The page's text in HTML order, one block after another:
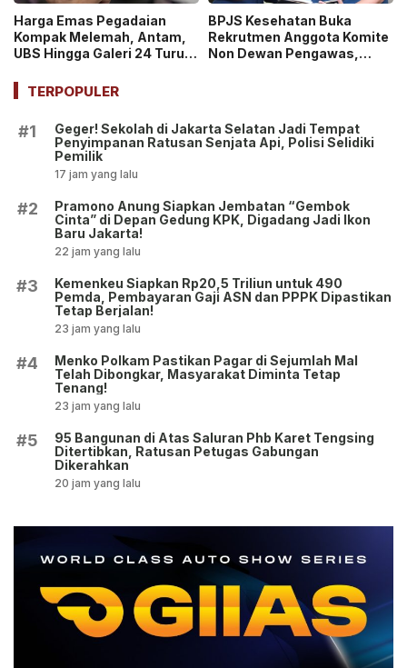
Harga Emas Pegadaian
Kompak Melemah, Antam,
UBS Hingga Galeri 24 Turun
BPJS Kesehatan Buka
Rekrutmen Anggota Komite
Non Dewan Pengawas,
TERPOPULER
#1
Geger! Sekolah di Jakarta Selatan Jadi Tempat
Penyimpanan Ratusan Senjata Api, Polisi Selidiki
Pemilik
17 jam yang lalu
#2
Pramono Anung Siapkan Jembatan “Gembok
Cinta” di Depan Gedung KPK, Digadang Jadi Ikon
Baru Jakarta!
22 jam yang lalu
#3
Kemenkeu Siapkan Rp20,5 Triliun untuk 490
Pemda, Pembayaran Gaji ASN dan PPPK Dipastikan
Tetap Berjalan!
23 jam yang lalu
#4
Menko Polkam Pastikan Pagar di Sejumlah Mal
Telah Dibongkar, Masyarakat Diminta Tetap
Tenang!
23 jam yang lalu
#5
95 Bangunan di Atas Saluran Phb Karet Tengsing
Ditertibkan, Ratusan Petugas Gabungan
Dikerahkan
20 jam yang lalu